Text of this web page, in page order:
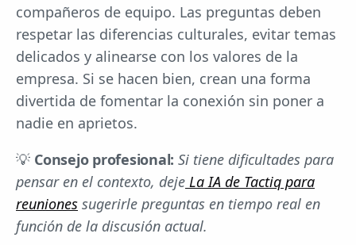
compañeros de equipo. Las preguntas deben
respetar las diferencias culturales, evitar temas
delicados y alinearse con los valores de la
empresa. Si se hacen bien, crean una forma
divertida de fomentar la conexión sin poner a
nadie en aprietos.
💡 Consejo profesional: Si tiene dificultades para
pensar en el contexto, deje La IA de Tactiq para
reuniones sugerirle preguntas en tiempo real en
función de la discusión actual.